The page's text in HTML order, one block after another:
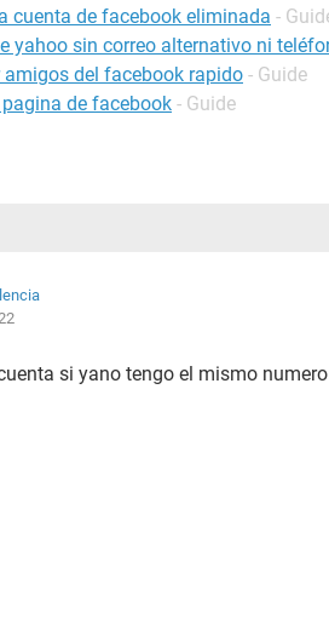
cuenta de facebook eliminada -
yahoo sin correo alternativo ni
amigos del facebook rapido - Guide
de facebook - Guide
si yano tengo el mismo numero